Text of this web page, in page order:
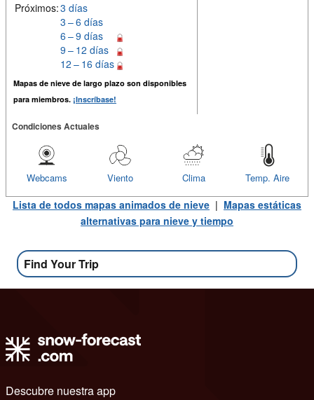
Próximos:3 días
3 – 6 días
6 – 9 días
9 – 12 días
12 – 16 días
Mapas de nieve de largo plazo son disponibles
para miembros. ¡Inscríbase!
Condiciones Actuales
Temp. Aire
Clima
Viento
Webcams
Lista de todos mapas animados de nieve | Mapas estáticas
alternativas para nieve y tiempo
Find Your Trip
Descubre nuestra app